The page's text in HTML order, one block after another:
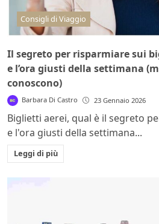
Consigli di Viaggio
Il segreto per risparmiare sui
e l’ora giusti della settimana
conoscono)
Barbara Di Castro 23 Gennaio 2026
Biglietti aerei, qual è il segreto
e l'ora giusti della settimana...
Leggi di più